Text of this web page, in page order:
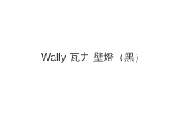
Wally 瓦力 壁燈（黑）